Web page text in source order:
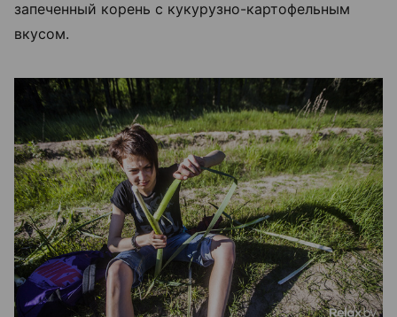
запеченный корень с кукурузно-картофельным
вкусом.